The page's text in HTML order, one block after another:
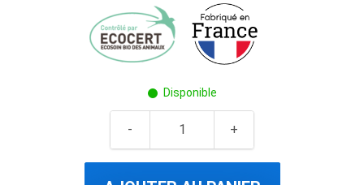
Disponible